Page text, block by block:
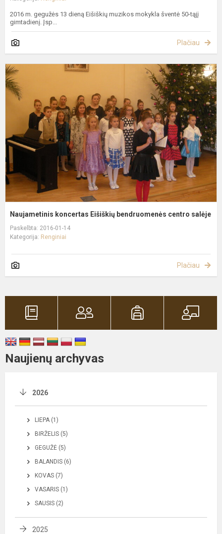
2016 m. gegužės 13 dieną Eišiškių muzikos mokykla šventė 50-tąjį
gimtadienį. Įsp...
Plačiau
Naujametinis koncertas Eišiškių bendruomenės centro salėje
Paskelbta: 2016-01-14
Kategorija: Renginiai
Plačiau
Naujienų archyvas
2026
LIEPA (1)
BIRŽELIS (5)
GEGUŽĖ (5)
BALANDIS (6)
KOVAS (7)
VASARIS (1)
SAUSIS (2)
2025